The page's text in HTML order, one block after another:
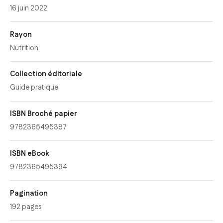
16 juin 2022
Rayon
Nutrition
Collection éditoriale
Guide pratique
ISBN Broché papier
9782365495387
ISBN eBook
9782365495394
Pagination
192 pages